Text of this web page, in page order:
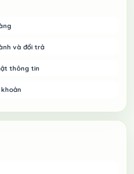
và đổi trả
thông tin